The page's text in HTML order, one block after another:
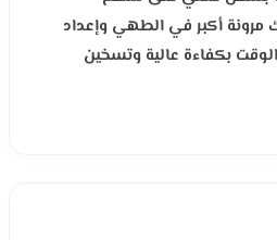
مرونة أكبر في الطهي وإعداد
بكفاءة عالية وتسخين